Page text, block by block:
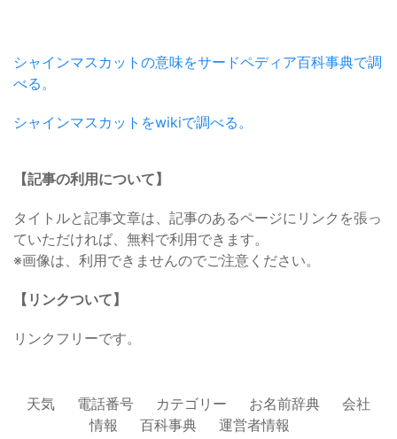
シャインマスカットの意味をサードペディア百科事典で調
べる。
シャインマスカットをwikiで調べる。
【記事の利用について】
タイトルと記事文章は、記事のあるページにリンクを張っ
ていただければ、無料で利用できます。
※画像は、利用できませんのでご注意ください。
【リンクついて】
リンクフリーです。
天気 電話番号 カテゴリー お名前辞典
会社
情報
百科事典 運営者情報